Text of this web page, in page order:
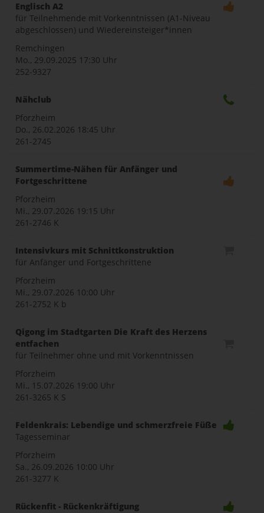
Englisch A2
für Teilnehmende mit Vorkenntnissen (A1-Niveau
abgeschlossen) und Wiedereinsteiger*innen
Remchingen
Mo., 29.09.2025 17:30 Uhr
252-9327
Nähclub
Pforzheim
Do., 26.02.2026 18:45 Uhr
261-2745
Summertime-Nähen für Anfänger und
Fortgeschrittene
Pforzheim
Mi., 29.07.2026 19:15 Uhr
261-2746 K
Intensivkurs mit Schnittkonstruktion
für Anfänger und Fortgeschrittene
Pforzheim
Mi., 29.07.2026 10:00 Uhr
261-2752 K b
Qigong im Stadtgarten Die Kraft des Herzens
entfachen
für Teilnehmer ohne und mit Vorkenntnissen
Pforzheim
Mi., 15.07.2026 19:00 Uhr
261-3265 K S
Feldenkrais: Lebendige und schmerzfreie Füße
Tagesseminar
Pforzheim
Sa., 26.09.2026 10:00 Uhr
261-3277 K
Rückenfit - Rückenkräftigung